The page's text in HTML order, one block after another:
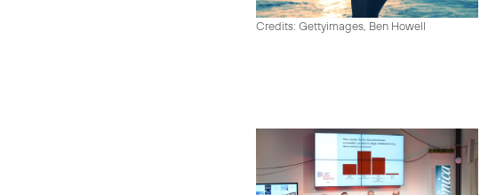
Credits: Gettyimages, Ben Howell